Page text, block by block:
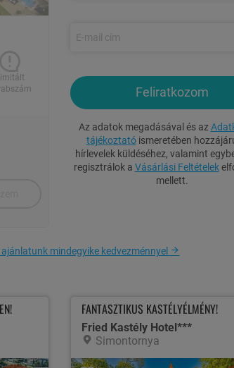
Feliratkozom
Az adatok megadásával és az
tájékoztatóismeretében
hírlevelek küldéséhez, valamint
regisztrálok a Vásárlási Feltételek
mellett.
mindegyike kedvezménnyel
FANTASZTIKUS KASTÉLYÉLMÉNY!
Fried Kastély Hotel***
Simontornya